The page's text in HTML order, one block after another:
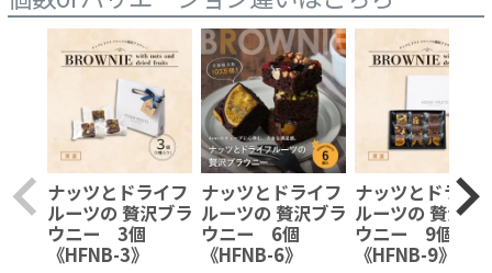
ナッツとドライフ
ルーツの 贅沢ブラ
ウニー 3個
《HFNB-3》
ナッツとドライフ
ルーツの 贅沢ブラ
ウニー 6個
《HFNB-6》
ナッツとドライ
ルーツの 贅沢ブ
ウニー 9個
《HFNB-9》